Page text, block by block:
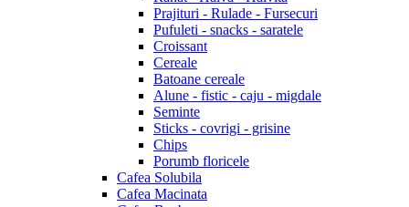
Prajituri - Rulade - Fursecuri
Pufuleti - snacks - saratele
Croissant
Cereale
Batoane cereale
Alune - fistic - caju - migdale
Seminte
Sticks - covrigi - grisine
Chips
Porumb floricele
Cafea Solubila
Cafea Macinata